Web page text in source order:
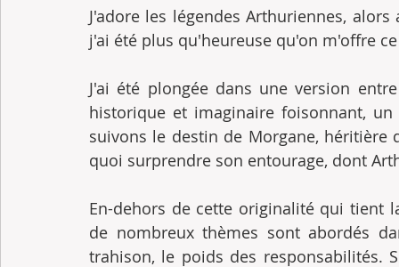
J'adore les légendes Arthuriennes,
j'ai été plus qu'heureuse qu'on m'offre
J'ai été plongée dans une version
historique et imaginaire foisonnant,
suivons le destin de Morgane, héritière
quoi surprendre son entourage, dont
En-dehors de cette originalité qui tient
de nombreux thèmes sont abordés
trahison, le poids des responsabilités.